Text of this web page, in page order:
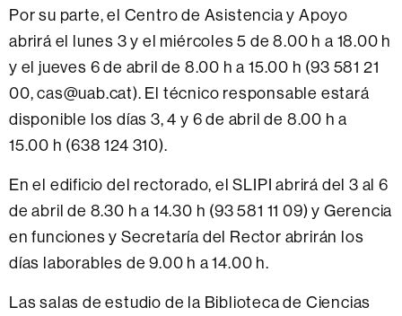
Por su parte, el Centro de Asistencia y Apoyo
abrirá el lunes 3 y el miércoles 5 de 8.00 h a 18.00 h
y el jueves 6 de abril de 8.00 h a 15.00 h (93 581 21
00, cas@uab.cat). El técnico responsable estará
disponible los días 3, 4 y 6 de abril de 8.00 h a
15.00 h (638 124 310).
En el edificio del rectorado, el SLIPI abrirá del 3 al 6
de abril de 8.30 h a 14.30 h (93 581 11 09) y Gerencia
en funciones y Secretaría del Rector abrirán los
días laborables de 9.00 h a 14.00 h.
Las salas de estudio de la Biblioteca de Ciencias